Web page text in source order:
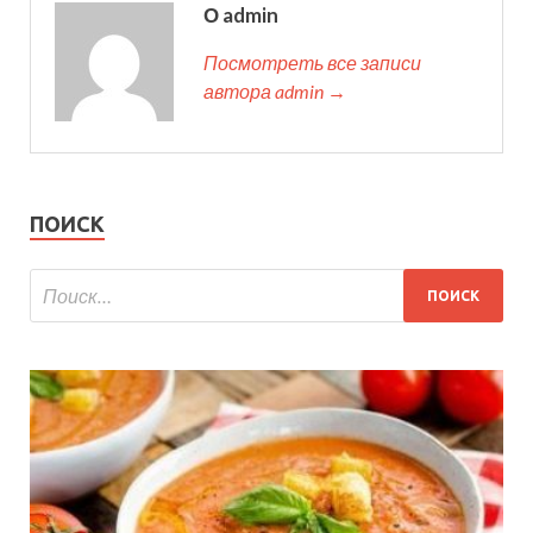
О admin
Посмотреть все записи
автора admin →
ПОИСК